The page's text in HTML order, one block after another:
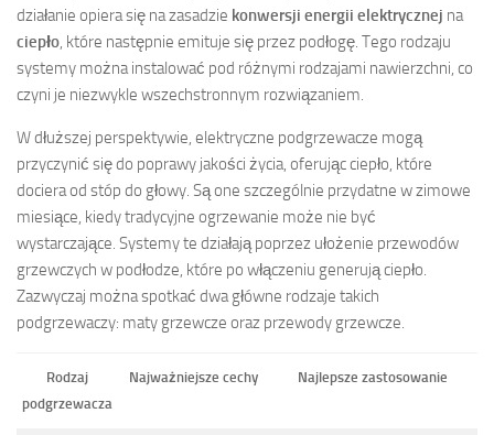
działanie opiera się na zasadzie konwersji energii elektrycznej na
ciepło, które następnie emituje się przez podłogę. Tego rodzaju
systemy można instalować pod różnymi rodzajami nawierzchni, co
czyni je niezwykle wszechstronnym rozwiązaniem.
W dłuższej perspektywie, elektryczne podgrzewacze mogą
przyczynić się do poprawy jakości życia, oferując ciepło, które
dociera od stóp do głowy. Są one szczególnie przydatne w zimowe
miesiące, kiedy tradycyjne ogrzewanie może nie być
wystarczające. Systemy te działają poprzez ułożenie przewodów
grzewczych w podłodze, które po włączeniu generują ciepło.
Zazwyczaj można spotkać dwa główne rodzaje takich
podgrzewaczy: maty grzewcze oraz przewody grzewcze.
Rodzaj
podgrzewacza
Najważniejsze cechy Najlepsze zastosowanie